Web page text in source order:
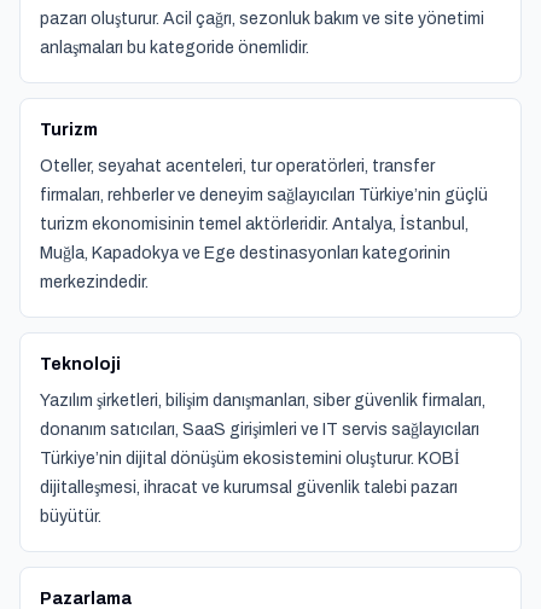
pazarı oluşturur. Acil çağrı, sezonluk bakım ve site yönetimi
anlaşmaları bu kategoride önemlidir.
Turizm
Oteller, seyahat acenteleri, tur operatörleri, transfer
firmaları, rehberler ve deneyim sağlayıcıları Türkiye’nin güçlü
turizm ekonomisinin temel aktörleridir. Antalya, İstanbul,
Muğla, Kapadokya ve Ege destinasyonları kategorinin
merkezindedir.
Teknoloji
Yazılım şirketleri, bilişim danışmanları, siber güvenlik firmaları,
donanım satıcıları, SaaS girişimleri ve IT servis sağlayıcıları
Türkiye’nin dijital dönüşüm ekosistemini oluşturur. KOBİ
dijitalleşmesi, ihracat ve kurumsal güvenlik talebi pazarı
büyütür.
Pazarlama